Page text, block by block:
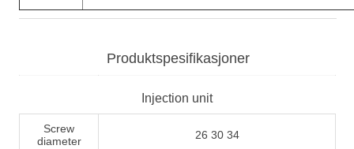
Produktspesifikasjoner
Injection unit
Screw
diameter
26 30 34